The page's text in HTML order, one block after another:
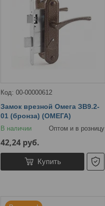
00-00000612
Замок врезной Омега ЗВ9.2-
01 (бронза) (ОМЕГА)
В наличии Оптом и в розницу
42,24 руб.
Купить